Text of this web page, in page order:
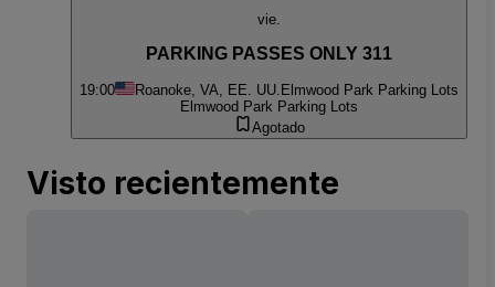
vie.
PARKING PASSES ONLY 311
19:00 Roanoke, VA, EE. UU. Elmwood Park Parking Lots
Elmwood Park Parking Lots
Agotado
Visto recientemente